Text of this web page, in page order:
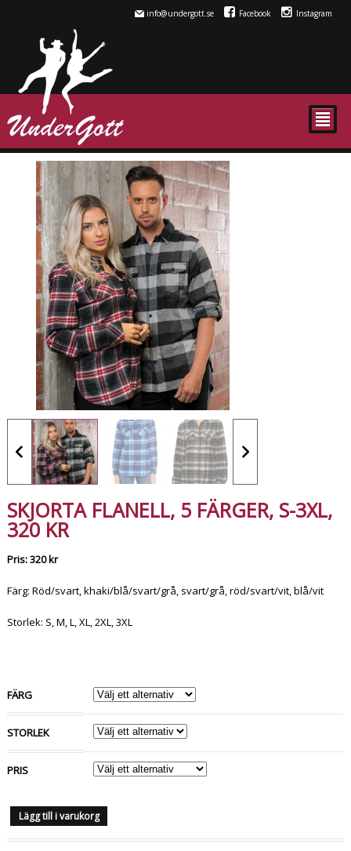
info@undergott.se Facebook Instagram
²
SKJORTA FLANELL, 5 FÄRGER, S-3XL,
320 KR
Pris: 320 kr
Färg: Röd/svart, khaki/blå/svart/grå, svart/grå, röd/svart/vit, blå/vit
Storlek: S, M, L, XL, 2XL, 3XL
FÄRG
STORLEK
PRIS
Lägg till i varukorg